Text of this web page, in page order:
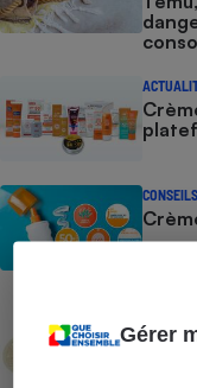
Gérer
CONSEILS